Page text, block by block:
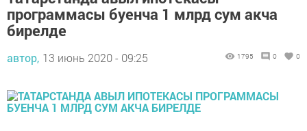
программасы буенча 1 млрд сум акча
бирелде
автор, 13 июнь 2020 - 09:25 1795 0 0